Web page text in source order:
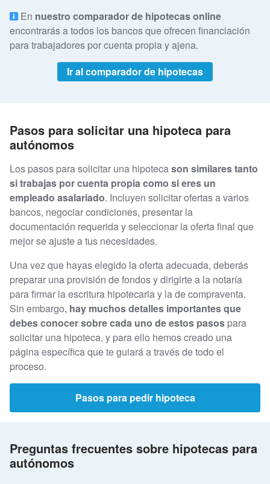
En nuestro comparador de hipotecas online
encontrarás a todos los bancos que ofrecen financiación
para trabajadores por cuenta propia y ajena.
Ir al comparador de hipotecas
Pasos para solicitar una hipoteca para
autónomos
Los pasos para solicitar una hipotecason similares tanto
si trabajas por cuenta propia como si eres un
empleado asalariado. Incluyen solicitar ofertas a varios
bancos, negociar condiciones, presentar la
documentación requerida y seleccionar la oferta final que
mejor se ajuste a tus necesidades.
Una vez que hayas elegido la oferta adecuada, deberás
preparar una provisión de fondos y dirigirte a la notaría
para firmar la escritura hipotecaria y la de compraventa.
Sin embargo, hay muchos detalles importantes que
debes conocer sobre cada uno de estos pasos para
solicitar una hipoteca, y para ello hemos creado una
página específica que te guiará a través de todo el
proceso.
Pasos para pedir hipoteca
Preguntas frecuentes sobre hipotecas para
autónomos